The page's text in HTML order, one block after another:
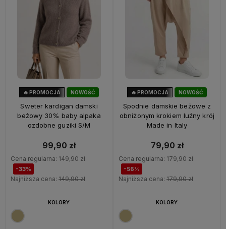
NOWOŚĆ
🔥 PROMOCJA
Sweter kardigan damski
beżowy 30% baby alpaka
ozdobne guziki S/M
99,90 zł
Cena regularna: 149,90 zł
-33%
Najniższa cena: 149,90 zł
KOLORY:
NOWOŚĆ
🔥 PROMOCJA
Spodnie damskie beżowe z
obniżonym krokiem luźny krój
Made in Italy
79,90 zł
Cena regularna: 179,90 zł
-56%
Najniższa cena: 179,90 zł
KOLORY: